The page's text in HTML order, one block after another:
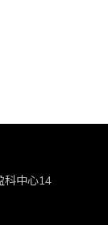
科中心14